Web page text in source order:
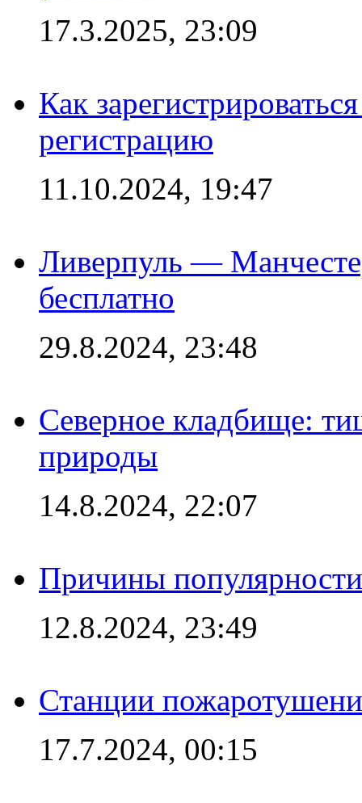
17.3.2025, 23:09
Как
регистрацию
11.10.2024, 19:47
Ливерпуль —
бесплатно
29.8.2024, 23:48
Северное кладбище:
природы
14.8.2024, 22:07
Причины
12.8.2024, 23:49
Станции
17.7.2024, 00:15